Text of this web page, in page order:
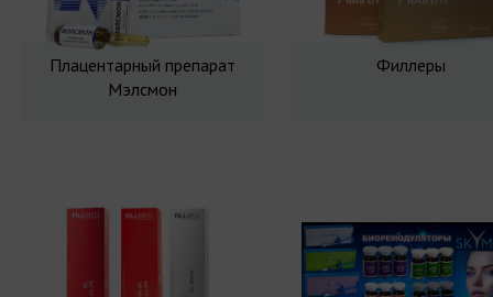
Плацентарный препарат
Мэлсмон
Филлеры